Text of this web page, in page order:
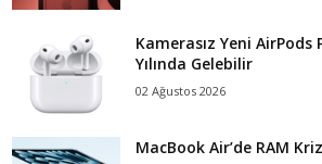
Kamerasız Yeni AirPods
Yılında Gelebilir
02 Ağustos 2026
MacBook Air’de RAM